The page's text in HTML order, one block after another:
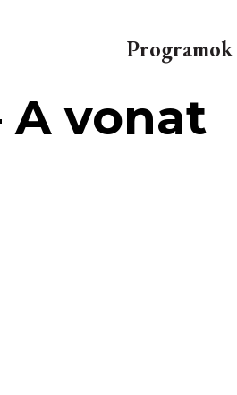
Programok
A vonat